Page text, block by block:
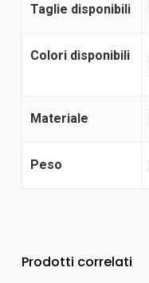
Taglie disponibili
Colori disponibili
Materiale
Peso
Prodotti correlati